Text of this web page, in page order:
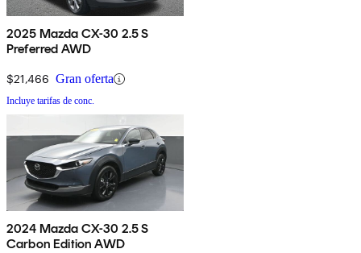
2025 Mazda CX-30 2.5 S
Preferred AWD
$21,466 Gran oferta
Incluye tarifas de conc.
2024 Mazda CX-30 2.5 S
Carbon Edition AWD